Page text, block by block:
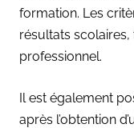
formation. Les
résultats
professionnel.
Il est également
après l’obtention